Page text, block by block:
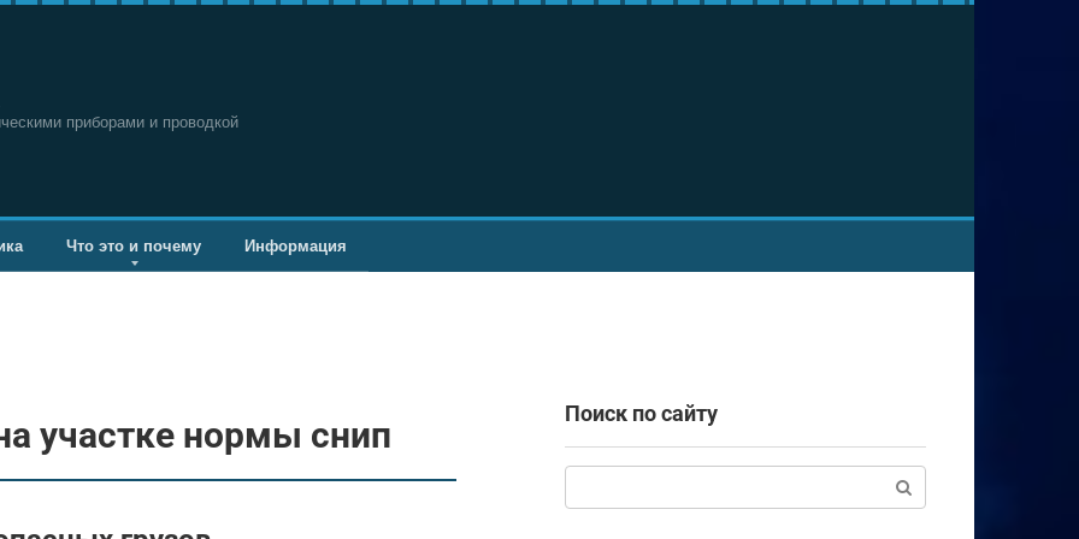
приборами и проводкой
Что это и почему Информация
участке нормы снип Поиск по сайту